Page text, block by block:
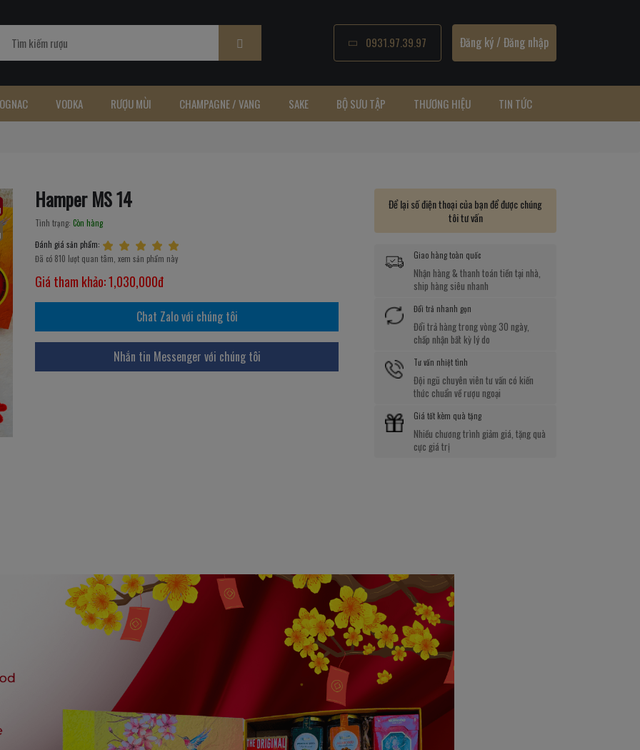
0931.97.39.97 Đăng ký/ Đăng nhập
VODKA RƯỢU MÙI CHAMPAGNE / VANG SAKE BỘ SƯU TẬP THƯƠNG HIỆU TIN TỨC
Hamper MS 14
Tình trạng: Còn hàng
Đánh giá sản phẩm:
Đã có 810 lượt quan tâm, xem sản phẩm này
Giá tham khảo:1,030,000đ
Chat Zalo với chúng tôi
Nhắn tin Messenger với chúng tôi
Để lại số điện thoại của bạn để được chúng
tôi tư vấn
Giao hàng toàn quốc
Nhận hàng & thanh toán tiền tại nhà,
ship hàng siêu nhanh
Đổi trả nhanh gọn
Đổi trả hàng trong vòng 30 ngày,
chấp nhận bất kỳ lý do
Tư vấn nhiệt tình
Đội ngũ chuyên viên tư vấn có kiến
thức chuẩn về rượu ngoại
Giá tốt kèm quà tặng
Nhiều chương trình giảm giá, tặng quà
cực giá trị